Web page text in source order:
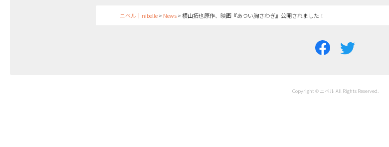
ニベル｜nibelle> News>横山拓也原作、映画『あつい胸さわぎ』公開されました！
Copyright © ニベル All Rights Reserved.